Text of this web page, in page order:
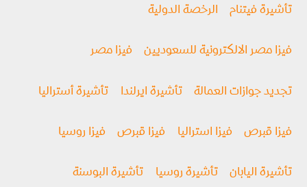
تأشيرة فيتنام الرخصة الدولية
فيزا مصر الالكترونية للسعوديين فيزا مصر
تجديد جوازات العمالة تأشيرة ايرلندا تأشيرة أستراليا
فيزا قبرص فيزا استراليا فيزا قبرص فيزا روسيا
تأشيرة اليابان تأشيرة روسيا تأشيرة البوسنة